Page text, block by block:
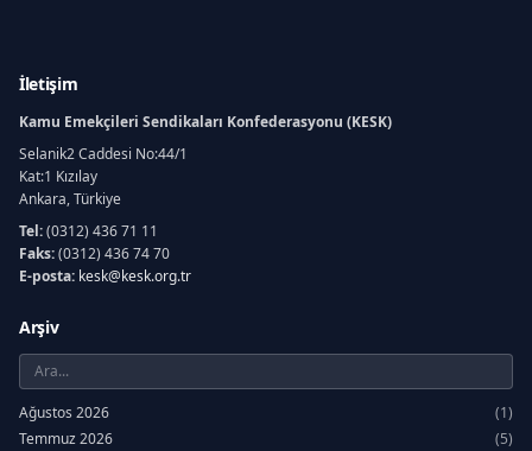
İletişim
Kamu Emekçileri Sendikaları Konfederasyonu (KESK)
Selanik2 Caddesi No:44/1
Kat:1 Kızılay
Ankara, Türkiye
Tel:(0312) 436 71 11
Faks:(0312) 436 74 70
E-posta: kesk@kesk.org.tr
Arşiv
Ağustos 2026
(1)
Temmuz 2026
(5)